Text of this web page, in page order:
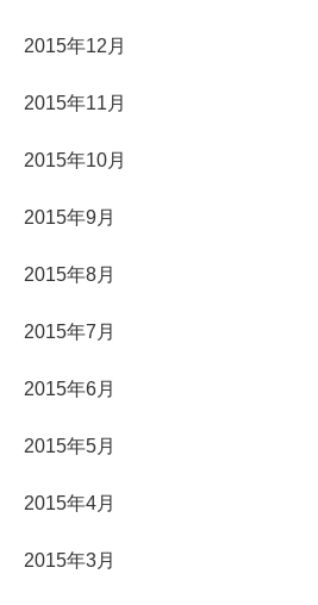
2015年12月
2015年11月
2015年10月
2015年9月
2015年8月
2015年7月
2015年6月
2015年5月
2015年4月
2015年3月